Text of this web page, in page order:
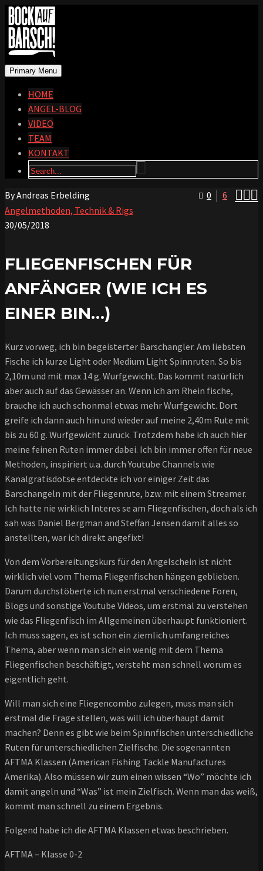
Primary Menu
HOME
ANGEL-BLOG
VIDEO
TEAM
KONTAKT
0 6 
By Andreas Erbelding
Angelmethoden, Technik & Rigs
30/05/2018
FLIEGENFISCHEN FÜR
ANFÄNGER (WIE ICH ES
EINER BIN…)
Kurz vorweg, ich bin begeisterter Barschangler. Am liebsten
Fische ich kurze Light oder Medium Light Spinnruten. So bis
2,10m und mit max 14 g. Wurfgewicht. Das kommt natürlich
aber auch auf das Gewässer an. Wenn ich am Rhein fische,
brauche ich auch schonmal etwas mehr Wurfgewicht. Dort
greife ich dann auch hin und wieder auf meine 2,40m Rute mit
bis zu 60 g. Wurfgewicht zurück. Trotzdem habe ich auch hier
meine feinen Ruten immer dabei. Ich bin immer offen für neue
Methoden, inspiriert u.a. durch Youtube Channels wie
Kanalgratisdotse entdeckte ich vor einiger Zeit das
Barschangeln mit der Fliegenrute, bzw. mit einem Streamer.
Ich hatte nie wirklich Interes se am Fliegenfischen, doch als ich
sah was Daniel Bergman and Steffan Jensen damit alles so
anstellten, war ich direkt angefixt!
Von dem Vorbereitungskurs für den Angelschein ist nicht
wirklich viel vom Thema Fliegenfischen hängen geblieben.
Darum durchstöberte ich nun erstmal verschiedene Foren,
Blogs und sonstige Youtube Videos, um erstmal zu verstehen
wie das Fliegenfisch im Allgemeinen überhaupt funktioniert.
Ich muss sagen, es ist schon ein ziemlich umfangreiches
Thema, aber wenn man sich ein wenig mit dem Thema
Fliegenfischen beschäftigt, versteht man schnell worum es
eigentlich geht.
Will man sich eine Fliegencombo zulegen, muss man sich
erstmal die Frage stellen, was will ich überhaupt damit
machen? Denn es gibt wie beim Spinnfischen unterschiedliche
Ruten für unterschiedlichen Zielfische. Die sogenannten
AFTMA Klassen (American Fishing Tackle Manufactures
Amerika). Also müssen wir zum einen wissen “Wo” möchte ich
damit angeln und “Was” ist mein Zielfisch. Wenn man das weiß,
kommt man schnell zu einem Ergebnis.
Folgend habe ich die AFTMA Klassen etwas beschrieben.
AFTMA – Klasse 0-2